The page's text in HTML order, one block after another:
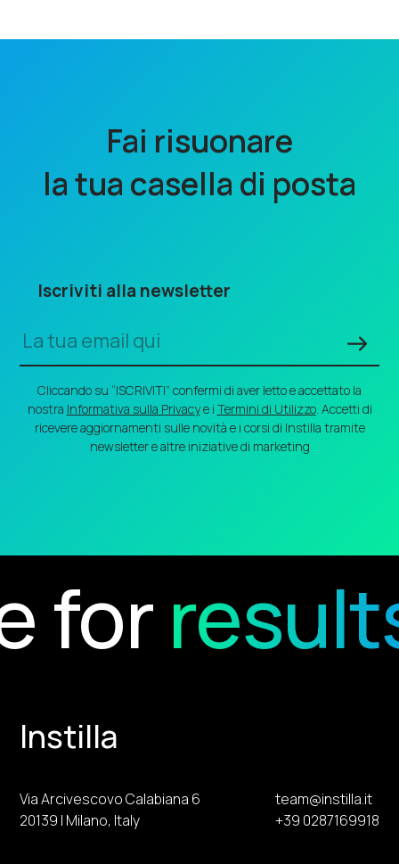
Fai risuonare
la tua casella di posta
Iscriviti alla newsletter
Cliccando su “ISCRIVITI” confermi di aver letto e accettato la
nostra Informativa sulla Privacye i Termini di Utilizzo. Accetti di
ricevere aggiornamenti sulle novità e i corsi di Instilla tramite
newsletter e altre iniziative di marketing
results
Instilla
Via Arcivescovo Calabiana 6
20139 | Milano, Italy
team@instilla.it
+39 0287169918